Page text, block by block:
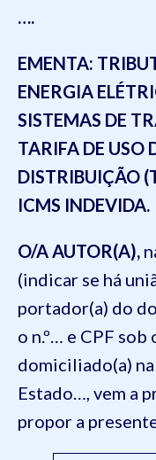
….
EMENTA:
ENERGIA
SISTEMAS DE
TARIFA DE USO
DISTRIBUIÇÃO
ICMS INDEVIDA.
O/A AUTOR(A),
(indicar se há
portador(a) do
o n.º… e CPF
domiciliado(a)
Estado…, vem a
propor a